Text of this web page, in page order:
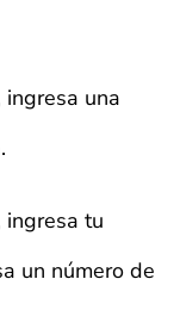
ingresa una
ingresa tu
un número de